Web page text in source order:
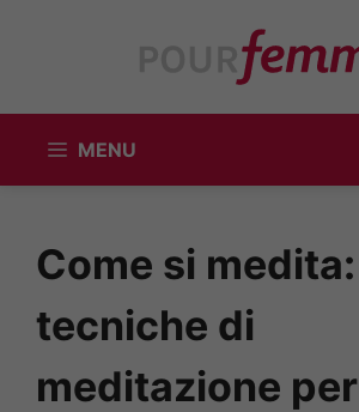
MENU
Come si medita:
tecniche di
meditazione per